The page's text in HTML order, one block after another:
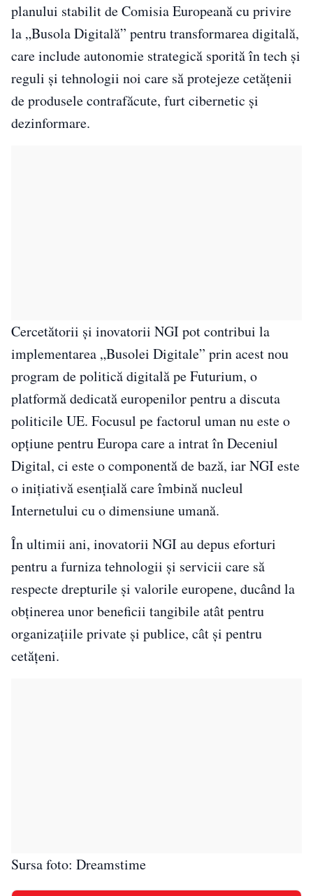
planului stabilit de Comisia Europeană cu privire
la „Busola Digitală” pentru transformarea digitală,
care include autonomie strategică sporită în tech și
reguli și tehnologii noi care să protejeze cetățenii
de produsele contrafăcute, furt cibernetic și
dezinformare.
Cercetătorii și inovatorii NGI pot contribui la
implementarea „Busolei Digitale” prin acest nou
program de politică digitală pe Futurium, o
platformă dedicată europenilor pentru a discuta
politicile UE. Focusul pe factorul uman nu este o
opțiune pentru Europa care a intrat în Deceniul
Digital, ci este o componentă de bază, iar NGI este
o inițiativă esențială care îmbină nucleul
Internetului cu o dimensiune umană.
În ultimii ani, inovatorii NGI au depus eforturi
pentru a furniza tehnologii și servicii care să
respecte drepturile și valorile europene, ducând la
obținerea unor beneficii tangibile atât pentru
organizațiile private și publice, cât și pentru
cetățeni.
Sursa foto: Dreamstime